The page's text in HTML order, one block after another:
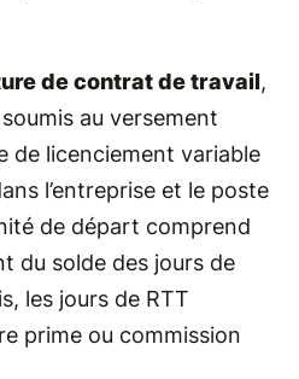
de contrat de travail,
au versement
de licenciement variable
l’entreprise et le poste
de départ comprend
du solde des jours de
les jours de RTT
prime ou commission